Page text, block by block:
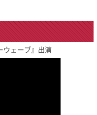
ウェーブ』出演